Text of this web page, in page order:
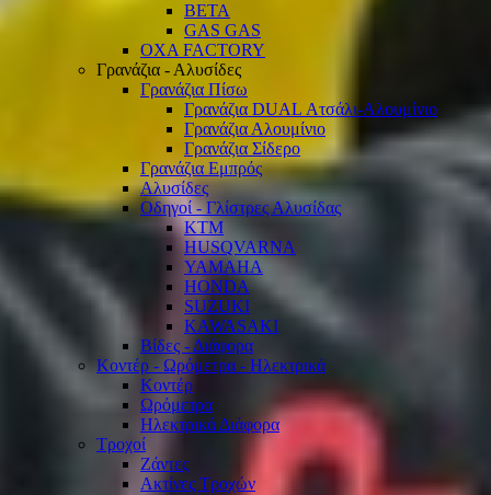
BETA
GAS GAS
OXA FACTORY
Γρανάζια - Αλυσίδες
Γρανάζια Πίσω
Γρανάζια DUAL Ατσάλι-Αλουμίνιο
Γρανάζια Αλουμίνιο
Γρανάζια Σίδερο
Γρανάζια Εμπρός
Αλυσίδες
Οδηγοί - Γλίστρες Αλυσίδας
KTM
HUSQVARNA
YAMAHA
HONDA
SUZUKI
KAWASAKI
Βίδες - Διάφορα
Κοντέρ - Ωρόμετρα - Ηλεκτρικά
Κοντέρ
Ωρόμετρα
Ηλεκτρικά Διάφορα
Τροχοί
Ζάντες
Ακτίνες Τροχών